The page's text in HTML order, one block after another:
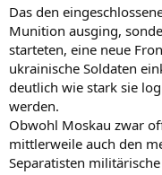
Das den
Munition ausging,
starteten, eine neue
ukrainische Soldaten
deutlich wie stark sie
werden.
Obwohl Moskau zwar
mittlerweile auch den
Separatisten